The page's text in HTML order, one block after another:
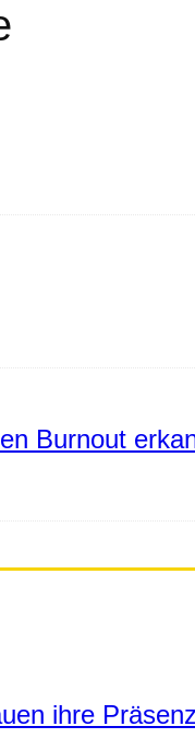
Burnout
ihre